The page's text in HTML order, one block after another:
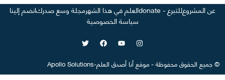
عن المشروعللتبرع - donate العلم في هذا الشهرمجلة وسع صدركانضم إلينا
سياسة الخصوصية
©جميع الحقوق محفوظة-موقع أنا أصدق العلم-
Apollo Solutions